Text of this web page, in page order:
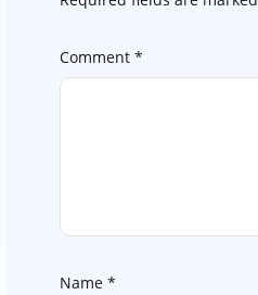
Comment *
Name *